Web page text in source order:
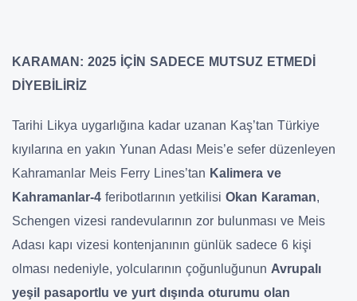
KARAMAN: 2025 İÇİN SADECE MUTSUZ ETMEDİ
DİYEBİLİRİZ
Tarihi Likya uygarlığına kadar uzanan Kaş’tan Türkiye
kıyılarına en yakın Yunan Adası Meis’e sefer düzenleyen
Kahramanlar Meis Ferry Lines’tan Kalimera ve
Kahramanlar-4 feribotlarının yetkilisi Okan Karaman,
Schengen vizesi randevularının zor bulunması ve Meis
Adası kapı vizesi kontenjanının günlük sadece 6 kişi
olması nedeniyle, yolcularının çoğunluğunun Avrupalı
yeşil pasaportlu ve yurt dışında oturumu olan